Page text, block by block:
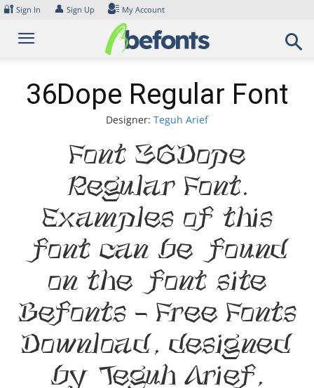
Skip
content
🔐 Sign In 👤 Sign Up My Account
36Dope Regular Font
Designer: Teguh Arief
Font 36Dope
Regular Font.
Examples of this
font can be found
on the font site
Befonts – Free Fonts
Download, designed
by Teguh Arief,